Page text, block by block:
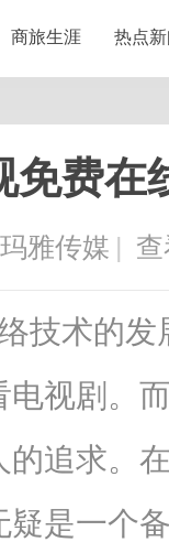
商旅生涯 热点
免费在
玛雅传媒 |
技术的
视剧。
追求。
是一个